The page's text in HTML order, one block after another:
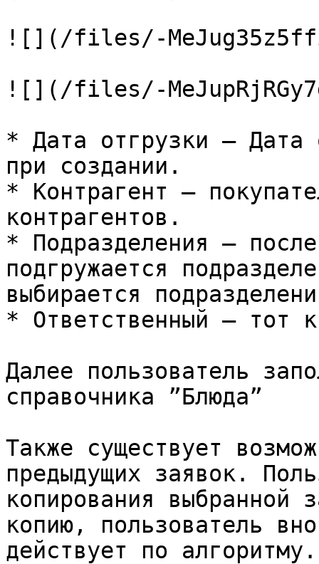
![](/files/-
![](/files/-
* Дата отгрузки — Дата
при создании.
* Контрагент —
контрагентов.
* Подразделения —
подгружается
выбирается
* Ответственный — тот
Далее пользователь
справочника ”Блюда”
Также существует
предыдущих заявок.
копирования выбранной
копию, пользователь
действует по алгоритму.